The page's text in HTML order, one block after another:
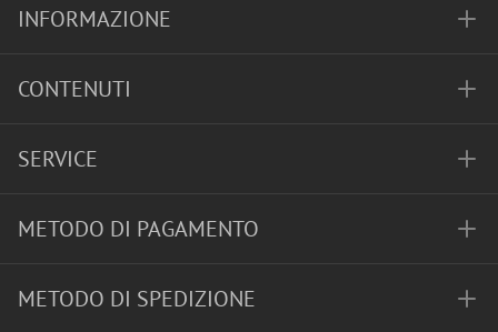
INFORMAZIONE
CONTENUTI
SERVICE
METODO DI PAGAMENTO
METODO DI SPEDIZIONE